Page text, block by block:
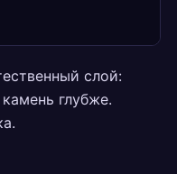
слой:
глубже.